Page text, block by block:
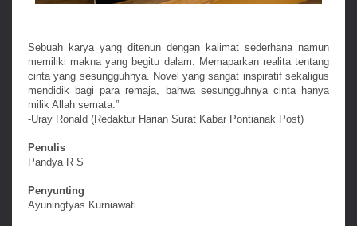
Sebuah karya yang ditenun dengan kalimat sederhana namun
memiliki makna yang begitu dalam. Memaparkan realita tentang
cinta yang sesungguhnya. Novel yang sangat inspiratif sekaligus
mendidik bagi para remaja, bahwa sesungguhnya cinta hanya
milik Allah semata.”
-Uray Ronald (Redaktur Harian Surat Kabar Pontianak Post)
Penulis
Pandya R S
Penyunting
Ayuningtyas Kurniawati